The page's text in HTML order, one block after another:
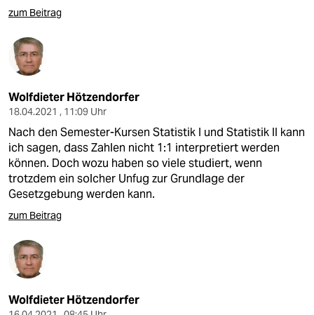
zum Beitrag
Wolfdieter Hötzendorfer
18.04.2021 , 11:09 Uhr
Nach den Semester-Kursen Statistik I und Statistik II kann
ich sagen, dass Zahlen nicht 1:1 interpretiert werden
können. Doch wozu haben so viele studiert, wenn
trotzdem ein solcher Unfug zur Grundlage der
Gesetzgebung werden kann.
zum Beitrag
Wolfdieter Hötzendorfer